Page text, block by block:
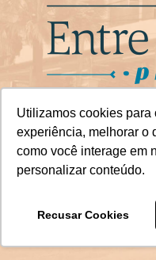
Utilizamos cookies para
experiência, melhorar o
como você interage em
personalizar conteúdo.
Recusar Cookies